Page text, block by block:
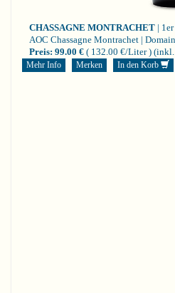
CHASSAGNE MONTRACHET |
AOC Chassagne Montrachet |
Preis: 99.00 € ( 132.00 €/Liter ) (inkl.
Mehr Info Merken In den Korb